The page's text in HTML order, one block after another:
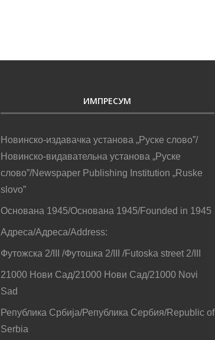
ИМПРЕСУМ
Новинско-издавачка установа „Руске слово”/
Новинско-видавательна установа „Руске
слово”/Newspaper Publishing Institution „Ruske
slovo”
Основана 1945/Основана 1945/Founded in 1945
Адреса/Адреса/Address:
Футожска 2/III /Футошка 2/III /Futoska street 2/III
21000 Нови Сад/21000 Нови Сад/21000 Novi
Sad
Република Србија/Република Сербия/Republic of
Serbia